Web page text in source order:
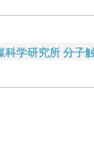
学研究所 分子